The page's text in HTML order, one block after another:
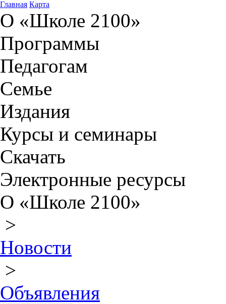
Главная Карта
О «Школе 2100»
Программы
Педагогам
Семье
Издания
Курсы и семинары
Скачать
Электронные ресурсы
О «Школе 2100»
>
Новости
>
Объявления